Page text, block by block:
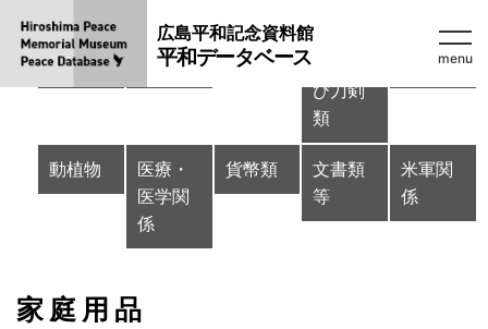
広島平和記念資料館
平和データベース menu
家庭用
品
台所用
衣類
仏像・
び刀剣
類
金属・
動植物
医療・
医学関
係
貨幣類
文書類
等
米軍関
係
家庭用品